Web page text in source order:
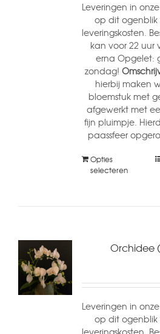
Leveringen in
op dit ogenblik
leveringskosten.
kan voor 22 uur
erna Opgelet:
zondag!
hierbij maken
bloemstuk met
afgewerkt met
fijn pluimpje.
paassfeer
Opties
selecteren
Orchidee
Leveringen in
op dit ogenblik